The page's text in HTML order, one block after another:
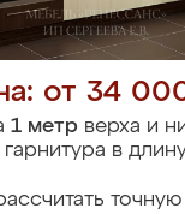
от 34
1 метрверха и
гарнитура в
точную